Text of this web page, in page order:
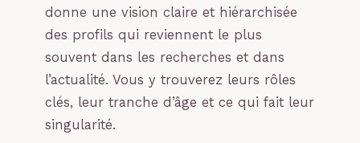
donne une vision claire et hiérarchisée
des profils qui reviennent le plus
souvent dans les recherches et dans
l’actualité. Vous y trouverez leurs rôles
clés, leur tranche d’âge et ce qui fait leur
singularité.